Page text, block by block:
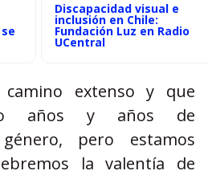
Discapacidad visual e
inclusión en Chile:
Fundación Luz en Radio
UCentral
extenso y que
años y años de
pero estamos
la valentía de